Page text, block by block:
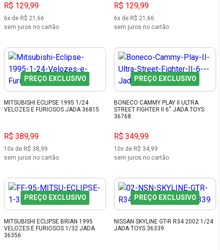
R$ 129,99
6x de R$ 21,66
sem juros no cartão
R$ 129,99
6x de R$ 21,66
sem juros no cartão
PREÇO EXCLUSIVO
MITSUBISHI ECLIPSE 1995 1/24
VELOZES E FURIOSOS JADA 36815
R$ 389,99
10x de R$ 38,99
sem juros no cartão
PREÇO EXCLUSIVO
BONECO CAMMY PLAY II ULTRA
STREET FIGHTER II 6'' JADA TOYS
36768
R$ 349,99
10x de R$ 34,99
sem juros no cartão
PREÇO EXCLUSIVO
MITSUBISHI ECLIPSE BRIAN 1995
VELOZES E FURIOSOS 1/32 JADA
36356
PREÇO EXCLUSIVO
NISSAN SKYLINE GT-R R34 2002 1/24
JADA TOYS 36339